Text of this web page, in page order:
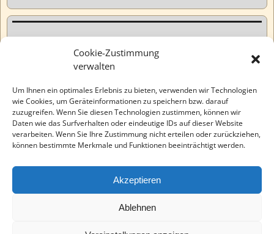
Cookie-Zustimmung
verwalten
Um Ihnen ein optimales Erlebnis zu bieten, verwenden wir Technologien
wie Cookies, um Geräteinformationen zu speichern bzw. darauf
zuzugreifen. Wenn Sie diesen Technologien zustimmen, können wir
Daten wie das Surfverhalten oder eindeutige IDs auf dieser Website
verarbeiten. Wenn Sie Ihre Zustimmung nicht erteilen oder zurückziehen,
können bestimmte Merkmale und Funktionen beeinträchtigt werden.
Akzeptieren
Ablehnen
Varia